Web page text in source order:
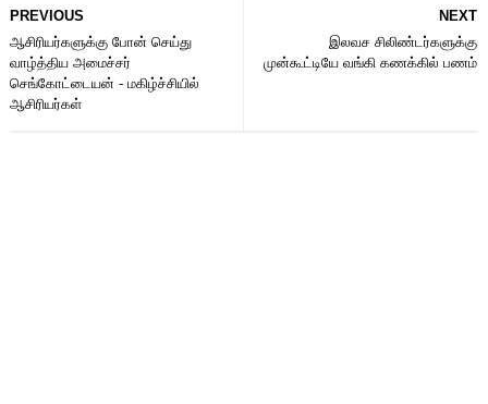
NEXT
இலவச சிலிண்டர்களுக்கு
முன்கூட்டியே வங்கி கணக்கில் பணம்
PREVIOUS
ஆசிரியர்களுக்கு போன் செய்து
வாழ்த்திய அமைச்சர்
செங்கோட்டையன் - மகிழ்ச்சியில்
ஆசிரியர்கள்